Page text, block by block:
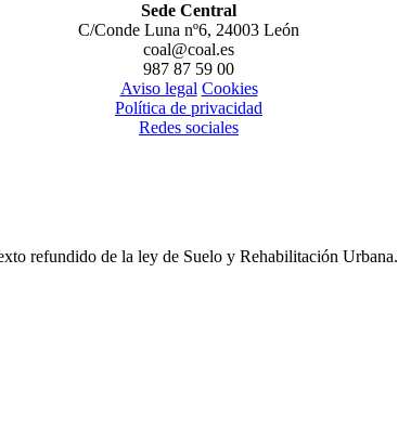
Sede Central
C/Conde Luna nº6, 24003 León
coal@coal.es
987 87 59 00
Aviso legal Cookies
Política de privacidad
Redes sociales
refundido de la ley de Suelo y Rehabilitación Urbana.